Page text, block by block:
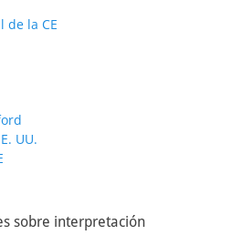
de la CE
UU.
sobre interpretación